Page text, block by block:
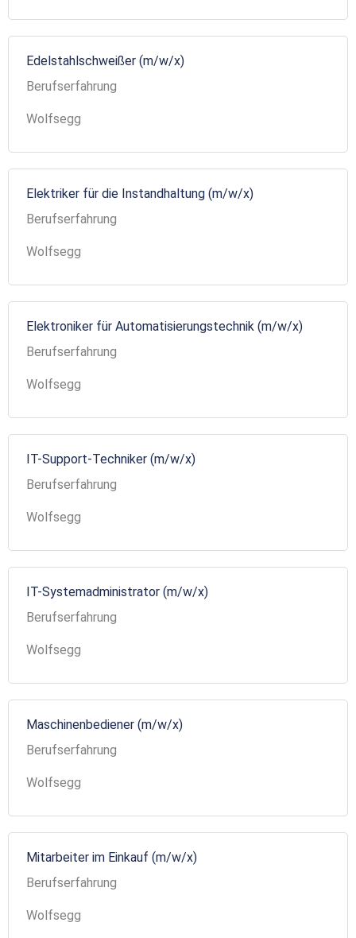
Edelstahlschweißer (m/w/x)
Berufserfahrung
Wolfsegg
Elektriker für die Instandhaltung (m/w/x)
Berufserfahrung
Wolfsegg
Elektroniker für Automatisierungstechnik (m/w/x)
Berufserfahrung
Wolfsegg
IT-Support-Techniker (m/w/x)
Berufserfahrung
Wolfsegg
IT-Systemadministrator (m/w/x)
Berufserfahrung
Wolfsegg
Maschinenbediener (m/w/x)
Berufserfahrung
Wolfsegg
Mitarbeiter im Einkauf (m/w/x)
Berufserfahrung
Wolfsegg